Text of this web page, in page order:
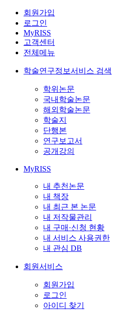
회원가입
로그인
MyRISS
고객센터
전체메뉴
학술연구정보서비스 검색
학위논문
국내학술논문
해외학술논문
학술지
단행본
연구보고서
공개강의
MyRISS
내 추천논문
내 책장
내 최근 본 논문
내 저작물관리
내 구매·신청 현황
내 서비스 사용권한
내 관심 DB
회원서비스
회원가입
로그인
아이디 찾기